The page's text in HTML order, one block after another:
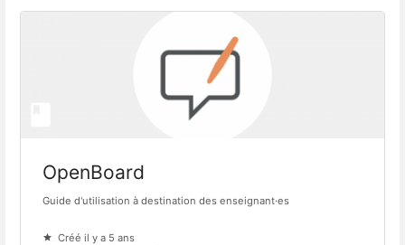
OpenBoard
Guide d'utilisation à destination des enseignant·es
Créé il y a 5 ans